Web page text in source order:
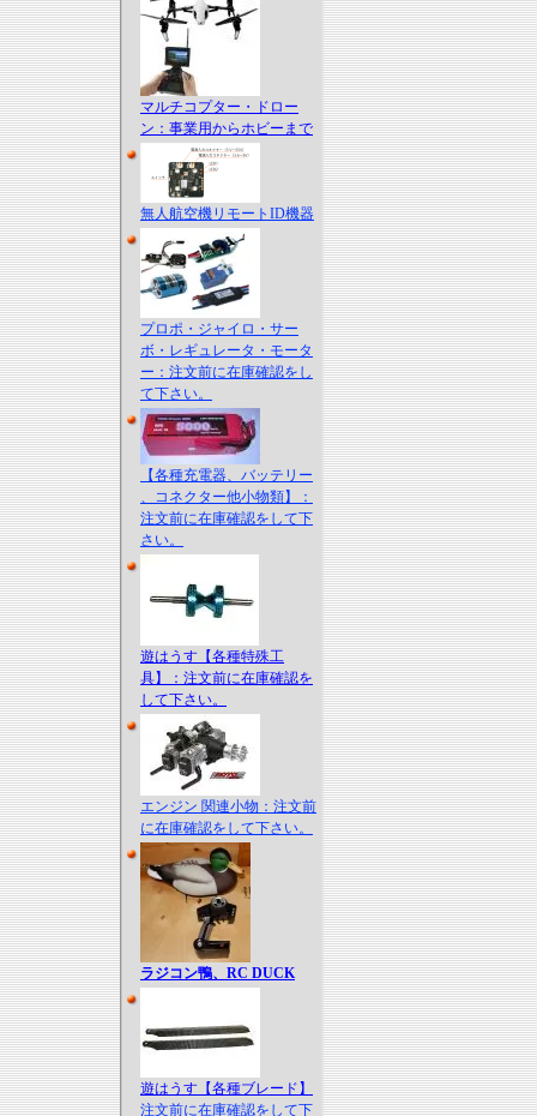
マルチコプター・ドロー
ン：事業用からホビーまで
無人航空機リモートID機器
プロポ・ジャイロ・サー
ボ・レギュレータ・モータ
ー：注文前に在庫確認をし
て下さい。
【各種充電器、バッテリー
、コネクター他小物類】：
注文前に在庫確認をして下
さい。
遊はうす【各種特殊工
具】：注文前に在庫確認を
して下さい。
エンジン 関連小物：注文前
に在庫確認をして下さい。
ラジコン鴨、RC DUCK
遊はうす【各種ブレード】
注文前に在庫確認をして下